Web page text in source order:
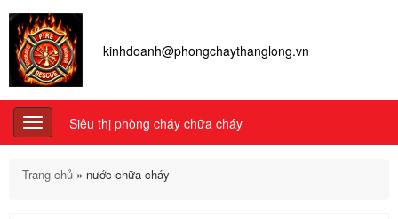
kinhdoanh@phongchaythanglong.vn
Toggle
navigation
Siêu thị phòng cháy chữa cháy
Trang chủ » nước chữa cháy